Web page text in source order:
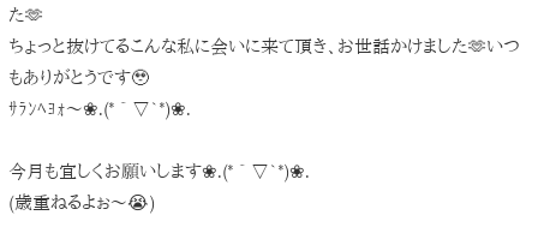
た🫶
ちょっと抜けてるこんな私に会いに来て頂き、お世話かけました🫶いつ
もありがとうです🥹
ｻﾗﾝﾍﾖｫ〜❀.(*´▽`*)❀.
今月も宜しくお願いします❀.(*´▽`*)❀.
(歳重ねるよぉ〜😭)